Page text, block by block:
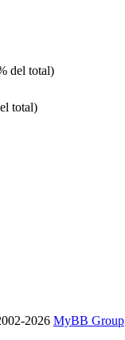
del total)
total)
2026 MyBB Group